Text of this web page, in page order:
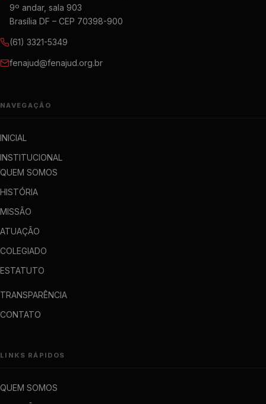
9º andar, sala 903
Brasília DF – CEP 70398-900
(61) 3321-5349
fenajud@fenajud.org.br
NAVEGAÇÃO
INICIAL
INSTITUCIONAL
QUEM SOMOS
HISTÓRIA
MISSÃO
ATUAÇÃO
COLEGIADO
ESTATUTO
TRANSPARÊNCIA
CONTATO
LINKS RÁPIDOS
QUEM SOMOS